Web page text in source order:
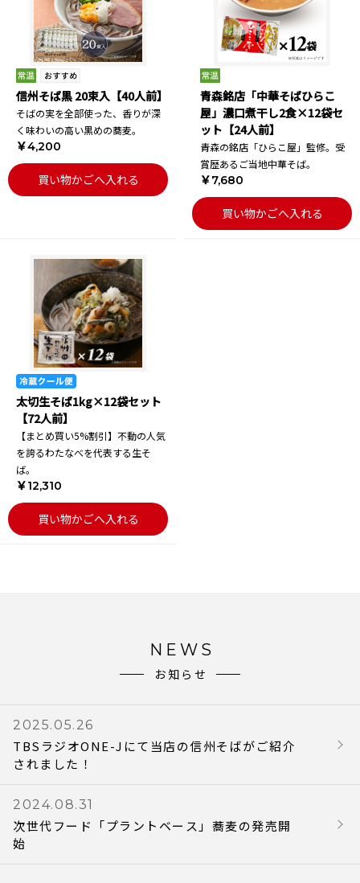
信州そば黒 20束入【40人前】
そばの実を全部使った、香りが深
く味わいの高い黒めの蕎麦。
￥4,200
買い物かごへ入れる
青森銘店「中華そばひらこ
屋」濃口煮干し2食×12袋セ
ット【24人前】
青森の銘店「ひらこ屋」監修。受
賞歴あるご当地中華そば。
￥7,680
買い物かごへ入れる
太切生そば1kg×12袋セット
【72人前】
【まとめ買い5%割引】不動の人気
を誇るわたなべを代表する生そ
ば。
￥12,310
買い物かごへ入れる
NEWS
お知らせ
2025.05.26
TBSラジオONE-Jにて当店の信州そばがご紹介
されました！
2024.08.31
次世代フード「プラントベース」蕎麦の発売開
始